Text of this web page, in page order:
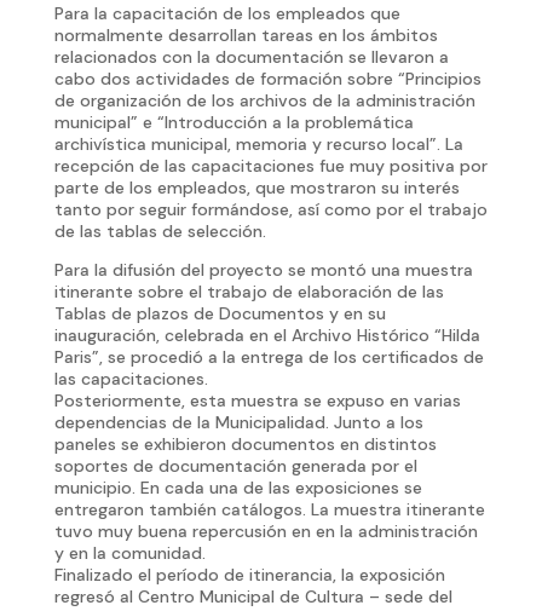
Para la capacitación de los empleados que
normalmente desarrollan tareas en los ámbitos
relacionados con la documentación se llevaron a
cabo dos actividades de formación sobre “Principios
de organización de los archivos de la administración
municipal” e “Introducción a la problemática
archivística municipal, memoria y recurso local”. La
recepción de las capacitaciones fue muy positiva por
parte de los empleados, que mostraron su interés
tanto por seguir formándose, así como por el trabajo
de las tablas de selección.
Para la difusión del proyecto se montó una muestra
itinerante sobre el trabajo de elaboración de las
Tablas de plazos de Documentos y en su
inauguración, celebrada en el Archivo Histórico “Hilda
Paris”, se procedió a la entrega de los certificados de
las capacitaciones.
Posteriormente, esta muestra se expuso en varias
dependencias de la Municipalidad. Junto a los
paneles se exhibieron documentos en distintos
soportes de documentación generada por el
municipio. En cada una de las exposiciones se
entregaron también catálogos. La muestra itinerante
tuvo muy buena repercusión en en la administración
y en la comunidad.
Finalizado el período de itinerancia, la exposición
regresó al Centro Municipal de Cultura – sede del